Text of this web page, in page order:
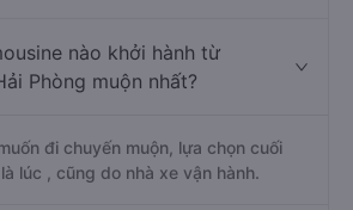
nào khởi hành từ
Phòng muộn nhất?
đi chuyến muộn, lựa chọn cuối
lúc
, cũng do nhà xe vận hành.